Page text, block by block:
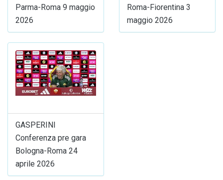
Parma-Roma 9 maggio
2026
Roma-Fiorentina 3
maggio 2026
GASPERINI
Conferenza pre gara
Bologna-Roma 24
aprile 2026